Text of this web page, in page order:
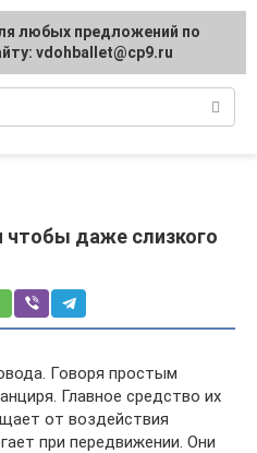
чтобы даже слизкого
Говоря простым
Главное средство их
от воздействия
при передвижении. Они
любых предложений по
vdohballet@cp9.ru